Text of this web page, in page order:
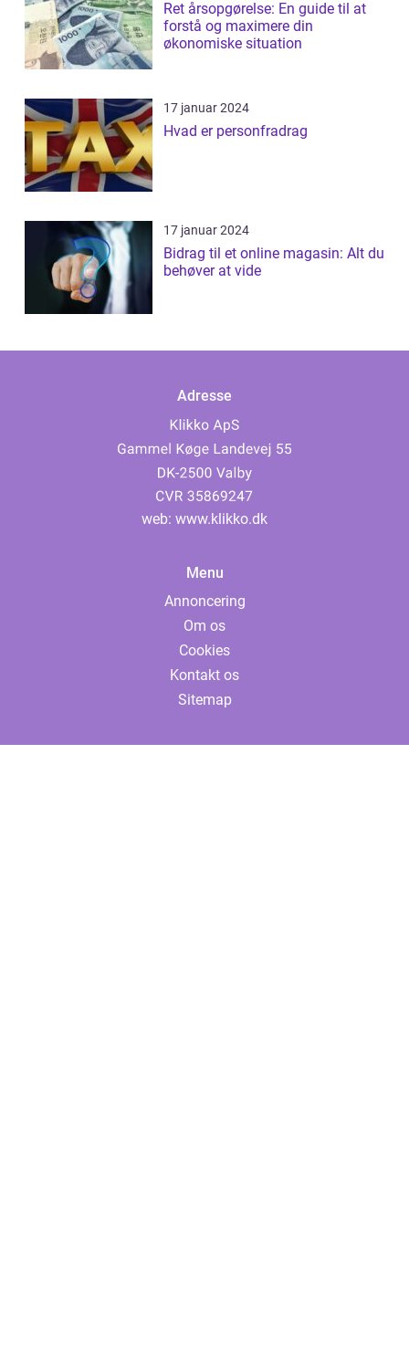
Ret årsopgørelse: En guide til at
forstå og maximere din
økonomiske situation
17 januar 2024
Hvad er personfradrag
17 januar 2024
Bidrag til et online magasin: Alt du
behøver at vide
Adresse
web: www.klikko.dk
Menu
Annoncering
Om os
Cookies
Kontakt os
Sitemap